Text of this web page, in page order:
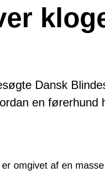
Dansk
en førerhund